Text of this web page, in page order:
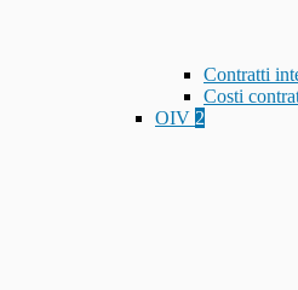
Contratti
Costi
OIV 2